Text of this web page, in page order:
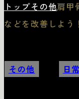
トップその他肩甲
などを改善しよう
その他 日